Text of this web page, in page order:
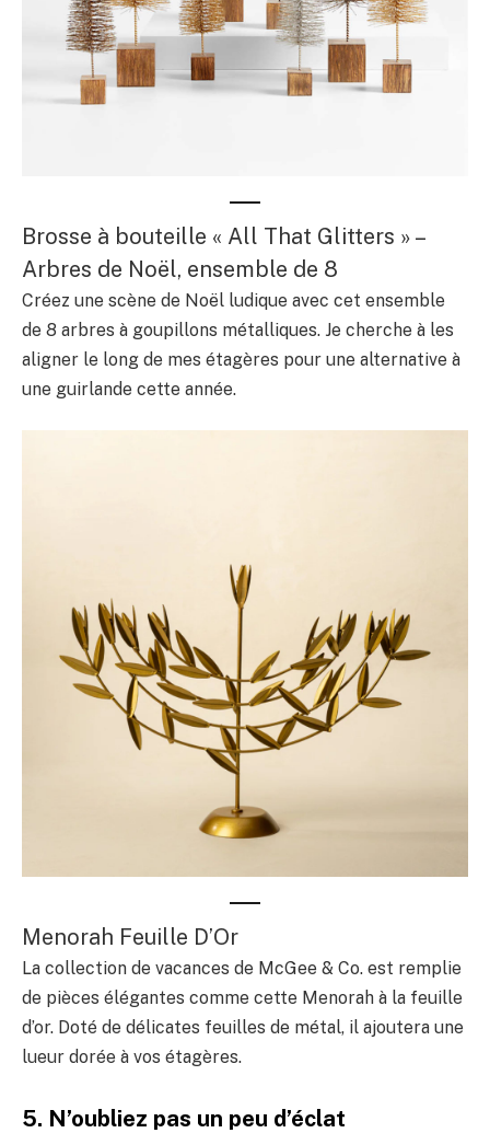
Brosse à bouteille « All That Glitters » –
Arbres de Noël, ensemble de 8
Créez une scène de Noël ludique avec cet ensemble
de 8 arbres à goupillons métalliques. Je cherche à les
aligner le long de mes étagères pour une alternative à
une guirlande cette année.
Menorah Feuille D’Or
La collection de vacances de McGee & Co. est remplie
de pièces élégantes comme cette Menorah à la feuille
d’or. Doté de délicates feuilles de métal, il ajoutera une
lueur dorée à vos étagères.
5. N’oubliez pas un peu d’éclat